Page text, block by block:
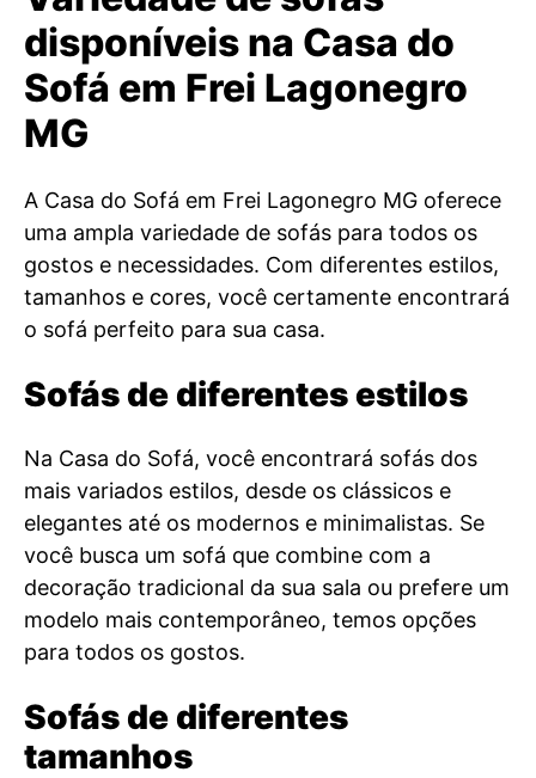
disponíveis na Casa do
Sofá em Frei Lagonegro
MG
A Casa do Sofá em Frei Lagonegro MG oferece
uma ampla variedade de sofás para todos os
gostos e necessidades. Com diferentes estilos,
tamanhos e cores, você certamente encontrará
o sofá perfeito para sua casa.
Sofás de diferentes estilos
Na Casa do Sofá, você encontrará sofás dos
mais variados estilos, desde os clássicos e
elegantes até os modernos e minimalistas. Se
você busca um sofá que combine com a
decoração tradicional da sua sala ou prefere um
modelo mais contemporâneo, temos opções
para todos os gostos.
Sofás de diferentes
tamanhos